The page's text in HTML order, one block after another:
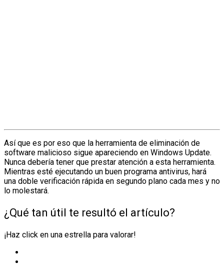
Así que es por eso que la herramienta de eliminación de
software malicioso sigue apareciendo en Windows Update.
Nunca debería tener que prestar atención a esta herramienta.
Mientras esté ejecutando un buen programa antivirus, hará
una doble verificación rápida en segundo plano cada mes y no
lo molestará.
¿Qué tan útil te resultó el artículo?
¡Haz click en una estrella para valorar!